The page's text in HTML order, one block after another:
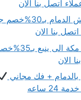
اتصل بنا الان
دينات نقل عفش
بنا الان
نقل عفش من
الان
+ فك مجاني
ساعه